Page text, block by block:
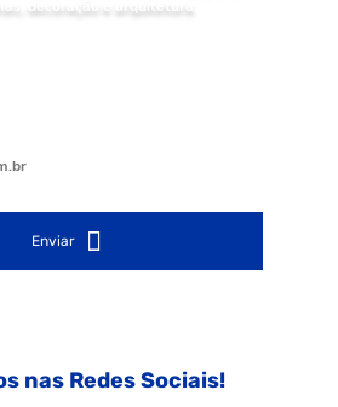
decoração e arquitetura.
Enviar
nas Redes Sociais!